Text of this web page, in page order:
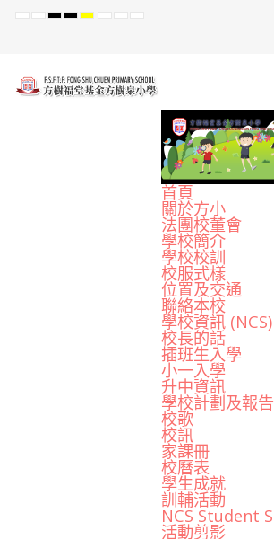
Default
Night
High
mode
High
mode
High
mode
SetSetSet
首頁
關於方小
法團校董會
學校簡介
學校校訓
校服式樣
位置及交通
聯絡本校
學校資訊 (NCS)
校長的話
插班生入學
小一入學
升中資訊
學校計劃及報告
校歌
校訊
家課冊
校曆表
學生成就
訓輔活動
NCS Student
活動剪影